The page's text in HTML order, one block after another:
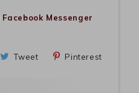
Facebook Messenger
Tweet Pinterest